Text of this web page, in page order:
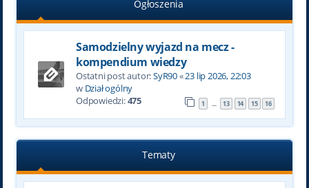
Ogłoszenia
Samodzielny wyjazd na mecz -
kompendium wiedzy
Ostatni post autor:SyR90«23 lip 2026, 22:03
w Dział ogólny
Odpowiedzi:475 1 … 13 14 15 16
Tematy